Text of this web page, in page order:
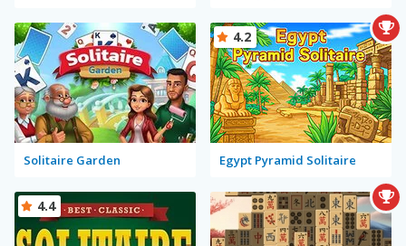
Solitaire Garden Egypt Pyramid Solitaire
4.2
4.4